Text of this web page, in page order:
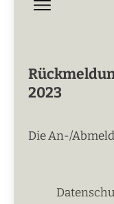
2023
Die An-/